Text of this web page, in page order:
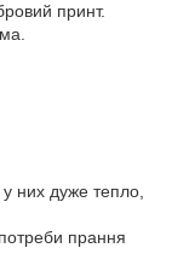
принт.
них дуже тепло,
прання